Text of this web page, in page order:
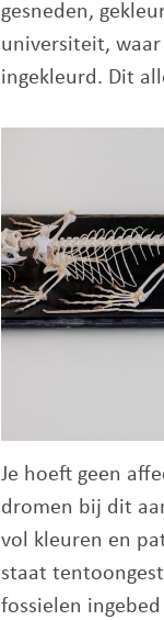
gesneden,
universiteit,
ingekleurd. Dit
Je hoeft geen
dromen bij dit
vol kleuren en
staat
fossielen